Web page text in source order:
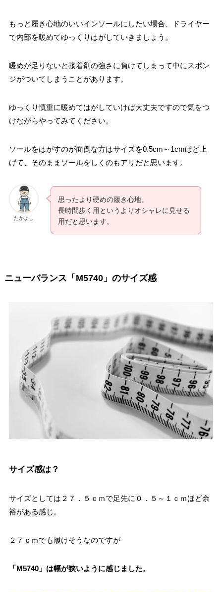
もっと履き心地のいいインソールにしたい場合、ドライヤー
で内部を暖めてゆっくりはがしていきましょう。
暖めが足りないと接着剤の強さに負けてしまって中にスポン
ジがついてしまうことがあります。
ゆっくり慎重に暖めてはがしていけば大丈夫ですので気をつ
けながらやってみてください。
ソールをはがすのが面倒な方はサイズを0.5cm～1cmほど上
げて、そのままソールをしくのもアリだと思います。
たかよし
思ったより硬めの履き心地。
長時間歩く用というよりオシャレに見せる
用だと思います。
ニューバランス「M5740」のサイズ感
サイズ感は？
サイズとしては２７．５ｃｍで足先に０．５～１ｃｍほど余
裕がある感じ。
２７ｃｍでも履けそうなのですが
「M5740」は幅が狭いように感じました。